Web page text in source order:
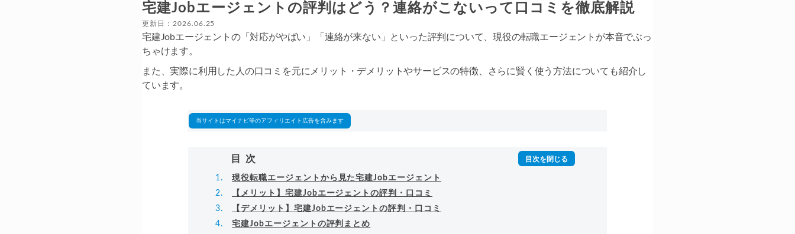
宅建Jobエージェントの評判はどう？連絡がこないって口コミを徹底解説
更新日：2026.06.25
宅建Jobエージェントの「対応がやばい」「連絡が来ない」といった評判について、現役の転職エージェントが本音でぶっ
ちゃけます。
また、実際に利用した人の口コミを元にメリット・デメリットやサービスの特徴、さらに賢く使う方法についても紹介し
ています。
当サイトはマイナビ等のアフィリエイト広告を含みます
目次
現役転職エージェントから見た宅建Jobエージェント
【メリット】宅建Jobエージェントの評判・口コミ
【デメリット】宅建Jobエージェントの評判・口コミ
宅建Jobエージェントの評判まとめ